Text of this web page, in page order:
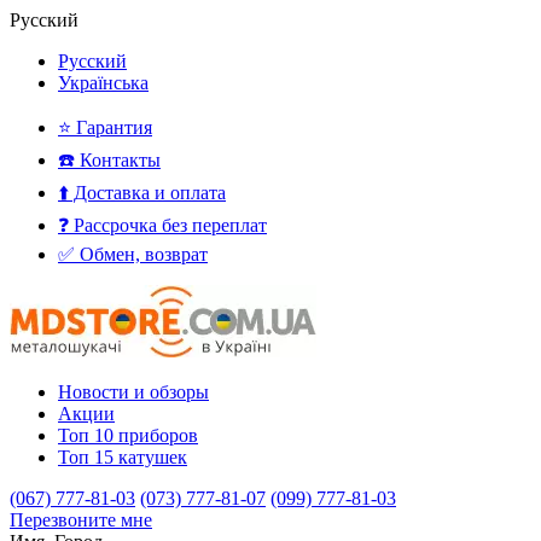
Русский
Русский
Українська
⭐ Гарантия
☎️ Контакты
⬆️ Доставка и оплата
❓ Рассрочка без переплат
✅ Обмен, возврат
Новости и обзоры
Акции
Топ 10 приборов
Топ 15 катушек
(067) 777-81-03 (073) 777-81-07 (099) 777-81-03
Перезвоните мне